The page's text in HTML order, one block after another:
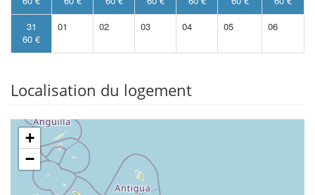
31
60 €
01 02 03 04 05 06
Localisation du logement
+
−